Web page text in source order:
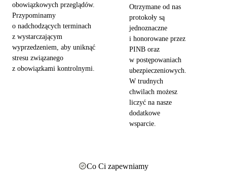
obowiązkowych przeglądów.
Przypominamy
o nadchodzących terminach
z wystarczającym
wyprzedzeniem, aby uniknąć
stresu związanego
z obowiązkami kontrolnymi.
Otrzymane od nas
protokoły są
jednoznaczne
i honorowane przez
PINB oraz
w postępowaniach
ubezpieczeniowych.
W trudnych
chwilach możesz
liczyć na nasze
dodatkowe
wsparcie.
Co Ci zapewniamy